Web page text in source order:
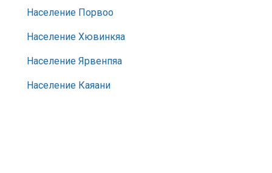
Население Порвоо
Население Хювинкяа
Население Ярвенпяа
Население Каяани